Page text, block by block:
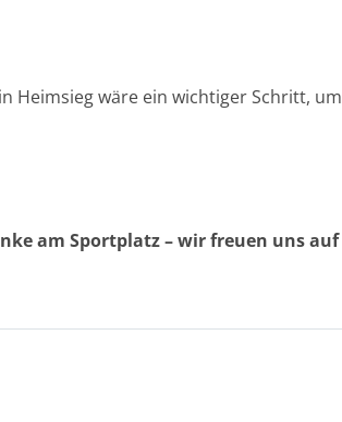
Heimsieg wäre ein wichtiger Schritt,
am Sportplatz – wir freuen uns